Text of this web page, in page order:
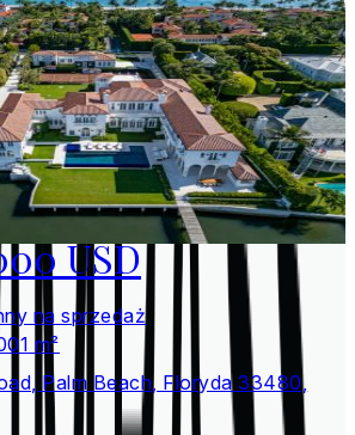
USD
na sprzedaż
m²
Palm Beach, Floryda 33480,